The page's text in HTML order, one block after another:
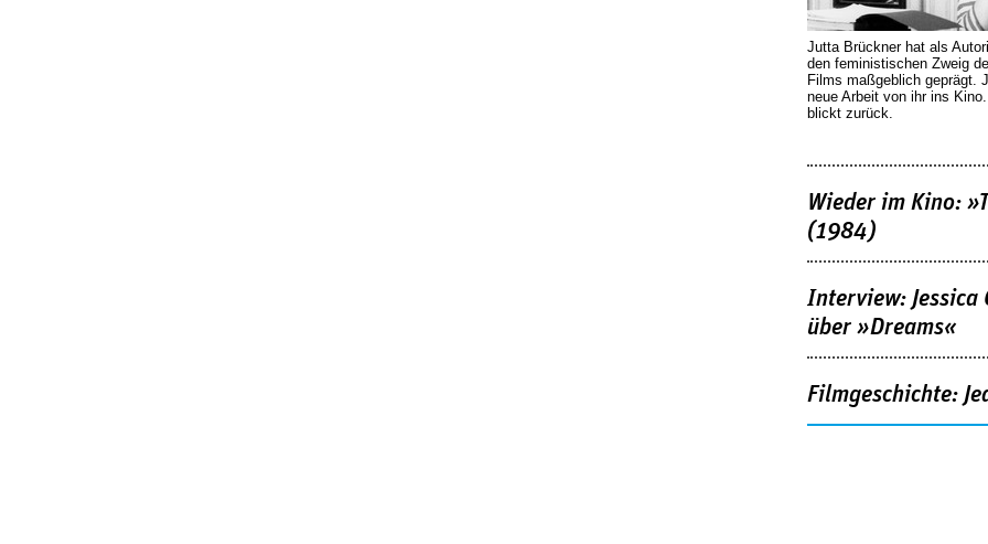
Jutta Brückner hat als
den feministischen Zweig
Films maßgeblich geprägt.
neue Arbeit von ihr ins
blickt zurück.
Wieder im Kino:
(1984)
Interview: Jessica
über »Dreams«
Filmgeschichte: